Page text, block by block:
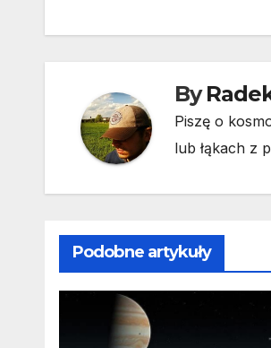
By
Piszę o
lub łąkach z
Podobne artykuły